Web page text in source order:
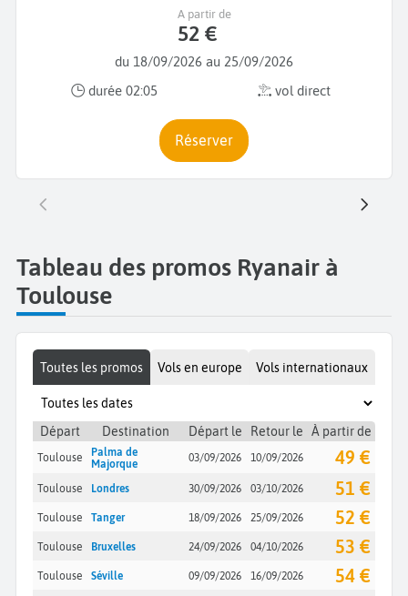
du 18/09/2026 au 25/09/2026
durée 02:05
vol direct
A partir de
52 €
Réserver
Tableau des promos Ryanair à
Toulouse
Toutes les promos Vols en europe Vols internationaux
Départ Destination Départ le Retour le À partir de
Toulouse
Palma de
Majorque
03/09/2026 10/09/2026 49 €
Toulouse Londres 30/09/2026 03/10/2026 51 €
Toulouse Tanger 18/09/2026 25/09/2026 52 €
Toulouse Bruxelles 24/09/2026 04/10/2026 53 €
Toulouse Séville 09/09/2026 16/09/2026 54 €